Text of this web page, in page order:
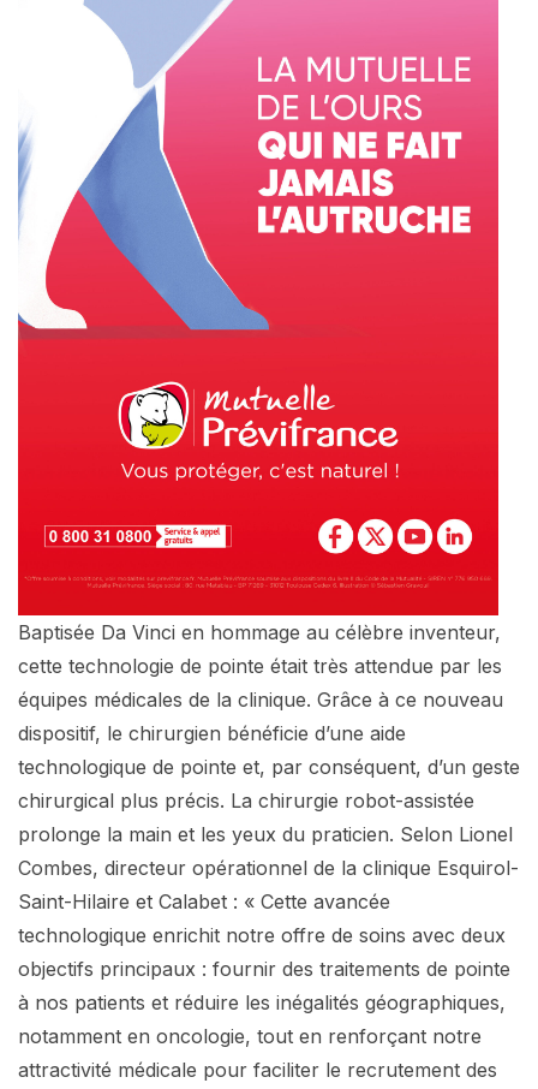
Baptisée Da Vinci en hommage au célèbre inventeur,
cette technologie de pointe était très attendue par les
équipes médicales de la clinique. Grâce à ce nouveau
dispositif, le chirurgien bénéficie d’une aide
technologique de pointe et, par conséquent, d’un geste
chirurgical plus précis. La chirurgie robot-assistée
prolonge la main et les yeux du praticien. Selon Lionel
Combes, directeur opérationnel de la clinique Esquirol-
Saint-Hilaire et Calabet : « Cette avancée
technologique enrichit notre offre de soins avec deux
objectifs principaux : fournir des traitements de pointe
à nos patients et réduire les inégalités géographiques,
notamment en oncologie, tout en renforçant notre
attractivité médicale pour faciliter le recrutement des